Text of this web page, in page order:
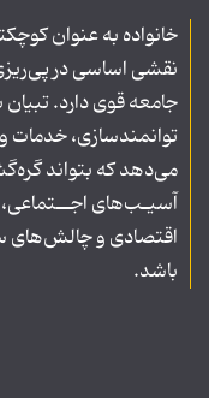
خانواده به عنوان
نقشی اساسی در
جامعه قوی دارد.
توانمندسازی، خدمات و
می‌دهد که بتواند
آسیـب‌های
اقتصادی و چالش‌های
باشد.